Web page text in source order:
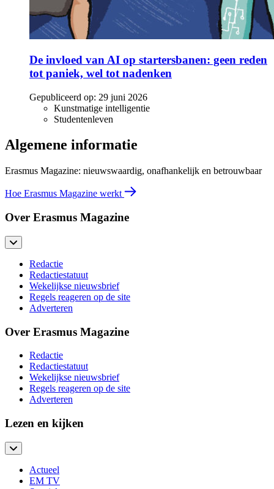
De invloed van AI op startersbanen: geen reden
tot paniek, wel tot nadenken
Gepubliceerd op: 29 juni 2026
Kunstmatige intelligentie
Studentenleven
Algemene informatie
Erasmus Magazine: nieuwswaardig, onafhankelijk en betrouwbaar
Hoe Erasmus Magazine werkt
Over Erasmus Magazine
Redactie
Redactiestatuut
Wekelijkse nieuwsbrief
Regels reageren op de site
Adverteren
Over Erasmus Magazine
Redactie
Redactiestatuut
Wekelijkse nieuwsbrief
Regels reageren op de site
Adverteren
Lezen en kijken
Actueel
EM TV